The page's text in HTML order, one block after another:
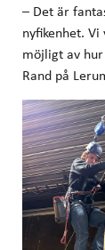
– Det är
nyfikenhet.
möjligt av
Rand på